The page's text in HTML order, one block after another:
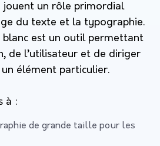
jouent un rôle primordial
du texte et la typographie.
blanc est un outil permettant
de l’utilisateur et de diriger
élément particulier.
à :
de grande taille pour les